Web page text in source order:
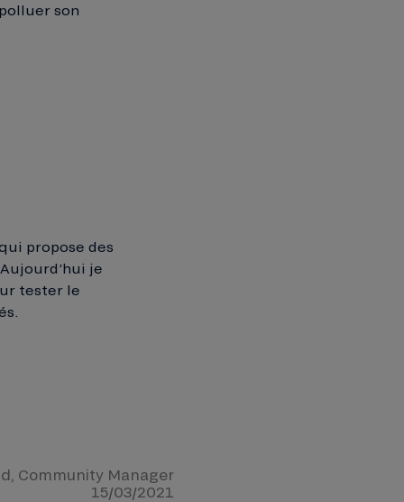
son
propose des
je
tester le
, Community Manager
15/03/2021